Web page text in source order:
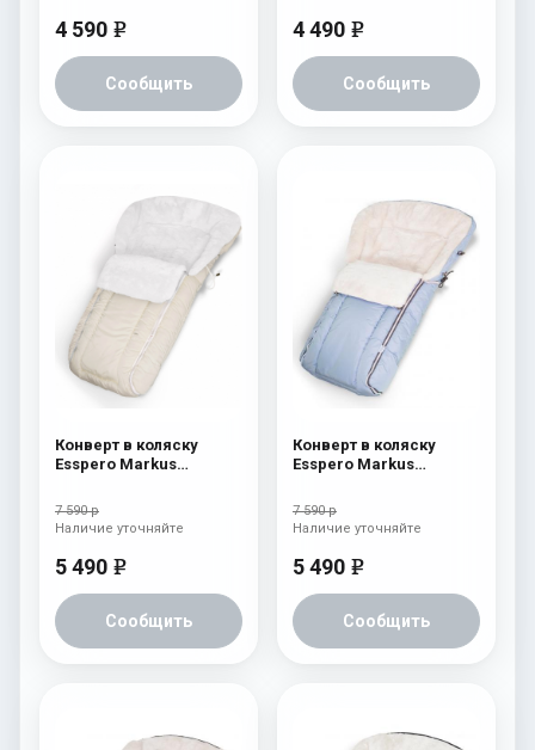
4 590 e
Сообщить
4 490 e
Сообщить
Конверт в коляску
Esspero Markus
шерсть) Beige
7 590 р
5 490 e
Сообщить
Наличие уточняйте
Конверт в коляску
Esspero Markus
шерсть) Blue Mountain
7 590 р
5 490 e
Сообщить
Наличие уточняйте